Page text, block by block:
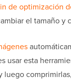
de optimización
el tamaño y
usar esta
luego